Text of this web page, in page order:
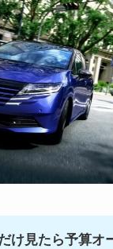
け見たら予算オ